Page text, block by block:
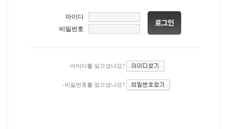
아이디
비밀번호
-아이디를 잊으셨나요?
-비밀번호를 잊으셨나요?